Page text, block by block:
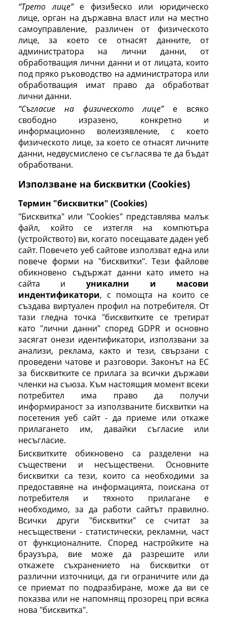
“Трето лице”е физи§еско или юридическо
лице, орган на държавна власт или на местно
самоуправление, различен от физическото
лице, за което се отнасят данните, от
администратора на лични данни, от
обработващия лични данни и от лицата, които
под пряко ръководство на администратора или
обработващия имат право да обработват
лични данни.
“Съгласие на физическото лице”е всяко
свободно изразено, конкретно и
информационно волеизявление, с което
физическото лице, за което се отнасят личните
данни, недвусмислено се съгласява те да бъдат
обработвани.
Използване на бисквитки (Cookies)
Термин "бисквитки" (Cookies)
"Бисквитка" или "Cookies" представлява малък
файл, който се изтегля на компютъра
(устройството) ви, когато посещавате даден уеб
сайт. Повечето уеб сайтове използват една или
повече форми на "бисквитки". Тези файлове
обикновено съдържат данни като името на
сайта и уникални и масови
индентификатори, с помощта на които се
създава виртуален профил на потребителя. От
тази гледна точка "бисквитките се третират
като "лични данни" според GDPR и основно
засягат онези идентификатори, използвани за
анализи, реклама, както и тези, свързани с
проведени чатове и разговори. Законът на ЕС
за бисквитките се прилага за всички държави
членки на съюза. Към настоящия момент всеки
потребител има право да получи
информираност за използваните бисквитки на
посетения уеб сайт - да приеме или откаже
прилагането им, давайки съгласие или
несъгласие.
Бисквитките обикновено са разделени на
съществени и несъществени. Основните
бисквитки са тези, които са необходими за
предоставяне на информацията, поискана от
потребителя и тяхното прилагане е
необходимо, за да работи сайтът правилно.
Всички други "бисквитки" се считат за
несъществени - статистически, рекламни, част
от функционалните. Според настройките на
браузъра, вие може да разрешите или
откажете съхранението на бисквитки от
различни източници, да ги ограничите или да
се приемат по подразбиране, може да ви се
показва или не напомнящ прозорец при всяка
нова "бисквитка".